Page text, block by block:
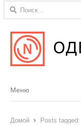
Найти:
Menu
Меню
Домой Posts tagged: